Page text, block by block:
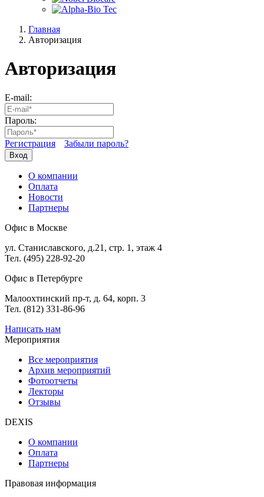
Главная
Авторизация
Авторизация
E-mail:
Пароль:
Регистрация Забыли пароль?
Вход
О компании
Оплата
Новости
Партнеры
Офис в Москве
ул. Станиславского, д.21, стр. 1, этаж 4
Тел. (495) 228-92-20
Офис в Петербурге
Малоохтинский пр-т, д. 64, корп. 3
Тел. (812) 331-86-96
Написать нам
Мероприятия
Все мероприятия
Архив мероприятий
Фотоотчеты
Лекторы
Отзывы
DEXIS
О компании
Оплата
Партнеры
Правовая информация